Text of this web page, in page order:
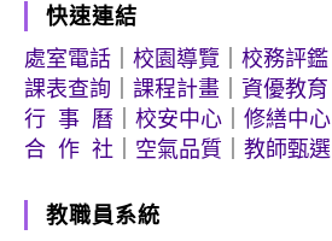
快速連結
處室電話
校園導覽
校務評鑑
課表查詢
課程計畫
資優教育
行 事 曆
校安中心
修繕中心
合 作 社
空氣品質 教師甄選
教職員系統